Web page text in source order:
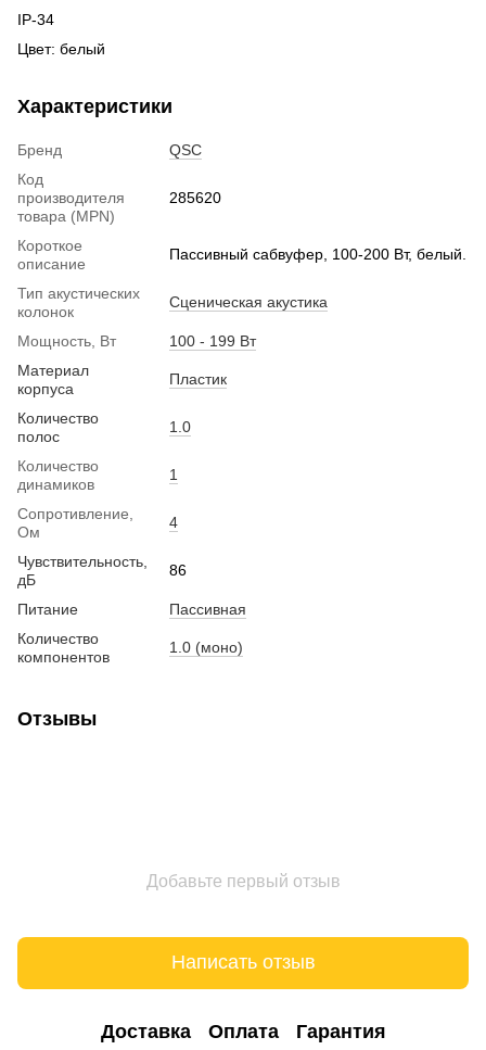
IP-34
Цвет: белый
Характеристики
Бренд
QSC
Код
производителя
товара (MPN)
285620
Короткое
описание
Пассивный сабвуфер, 100-200 Вт, белый.
Тип акустических
колонок
Сценическая акустика
Мощность, Вт
100 - 199 Вт
Материал
корпуса
Пластик
Количество
полос
1.0
Количество
динамиков
1
Сопротивление,
Ом
4
Чувствительность,
дБ
86
Питание
Пассивная
Количество
компонентов
1.0 (моно)
Отзывы
Добавьте первый отзыв
Написать отзыв
Доставка Оплата Гарантия